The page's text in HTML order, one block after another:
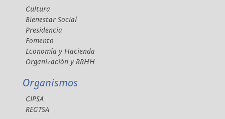
Cultura
Bienestar Social
Presidencia
Fomento
Economía y Hacienda
Organización y RRHH
Organismos
CIPSA
REGTSA